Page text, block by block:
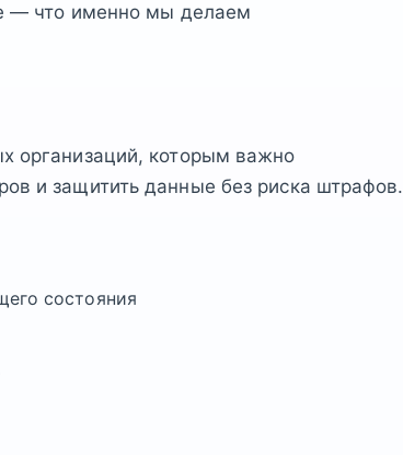
— что именно мы делаем
организаций, которым важно
и защитить данные без риска штрафов.
состояния